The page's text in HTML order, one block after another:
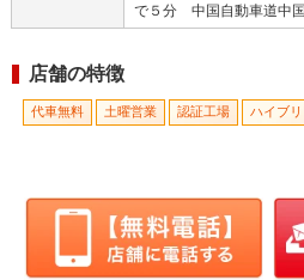
で５分 中国自動車道中
店舗の特徴
代車無料 土曜営業 認証工場 ハイブ